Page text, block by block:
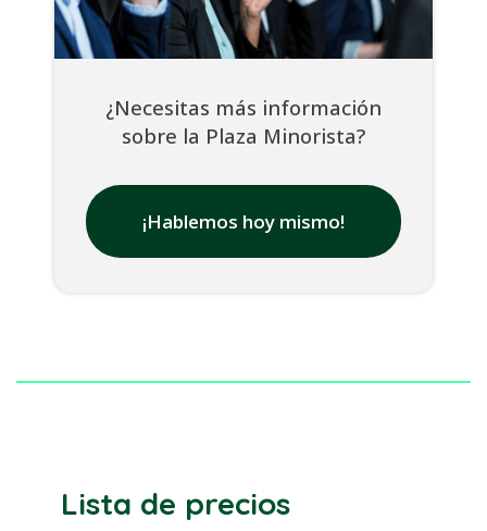
¿Necesitas más información
sobre la Plaza Minorista?
¡Hablemos hoy mismo!
Lista de precios